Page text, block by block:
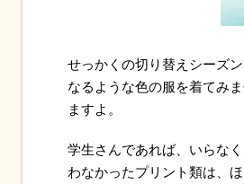
せっかくの切り替えシーズ
なるような色の服を着てみ
ますよ。
学生さんであれば、いらな
わなかったプリント類は、